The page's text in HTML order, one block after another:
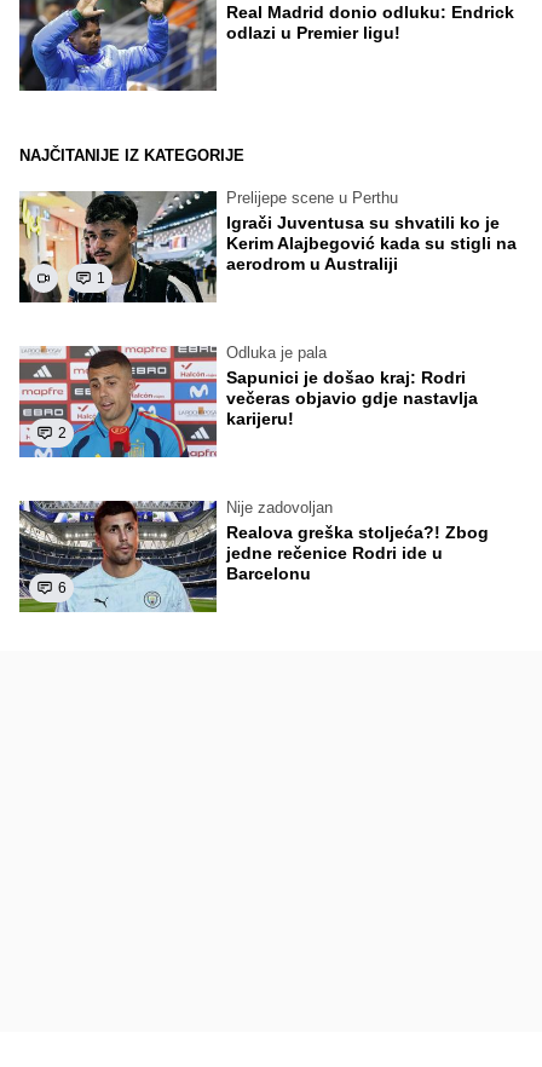
Real Madrid donio odluku: Endrick
odlazi u Premier ligu!
NAJČITANIJE IZ KATEGORIJE
1
Prelijepe scene u Perthu
Igrači Juventusa su shvatili ko je
Kerim Alajbegović kada su stigli na
aerodrom u Australiji
2
Odluka je pala
Sapunici je došao kraj: Rodri
večeras objavio gdje nastavlja
karijeru!
6
Nije zadovoljan
Realova greška stoljeća?! Zbog
jedne rečenice Rodri ide u
Barcelonu